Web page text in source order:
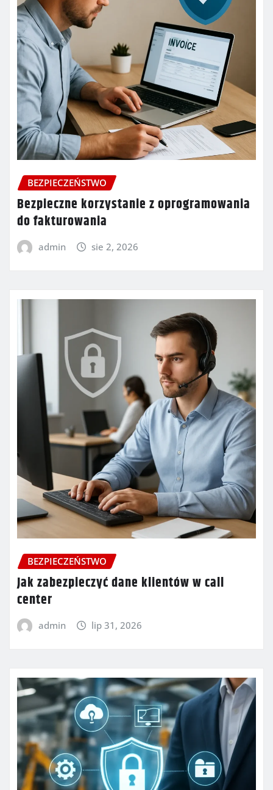
BEZPIECZEŃSTWO
Bezpieczne korzystanie z oprogramowania
do fakturowania
admin sie 2, 2026
BEZPIECZEŃSTWO
Jak zabezpieczyć dane klientów w call
center
admin lip 31, 2026